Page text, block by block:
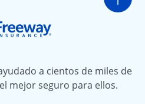
Ir
a cientos de miles de
mejor seguro para ellos.